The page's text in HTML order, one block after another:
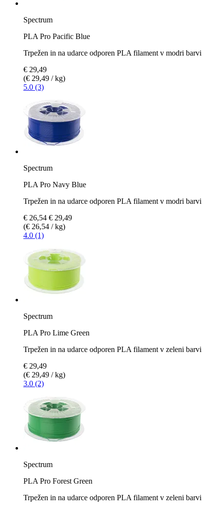
Spectrum
PLA Pro Pacific Blue
Trpežen in na udarce odporen PLA filament v modri barvi
€ 29,49
(€ 29,49 / kg)
5.0 (3)
Spectrum
PLA Pro Navy Blue
Trpežen in na udarce odporen PLA filament v modri barvi
€ 26,54 € 29,49
(€ 26,54 / kg)
4.0 (1)
Spectrum
PLA Pro Lime Green
Trpežen in na udarce odporen PLA filament v zeleni barvi
€ 29,49
(€ 29,49 / kg)
3.0 (2)
Spectrum
PLA Pro Forest Green
Trpežen in na udarce odporen PLA filament v zeleni barvi